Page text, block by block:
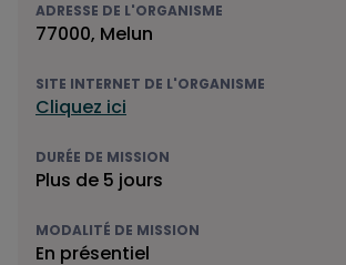
ADRESSE DE L'ORGANISME
77000, Melun
SITE INTERNET DE L'ORGANISME
Cliquez ici
DURÉE DE MISSION
Plus de 5 jours
MODALITÉ DE MISSION
En présentiel